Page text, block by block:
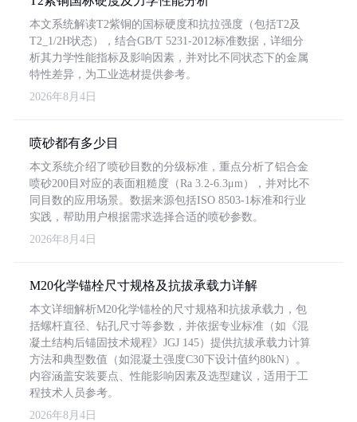
本文系统解读T2紫铜的国标硬度和抗拉强度（包括T2及
T2_1/2H状态），结合GB/T 5231-2012标准数据，详细分
析其力学性能指标及影响因素，并对比不同状态下的金属
特性差异，为工业选材提供参考。
2026年8月4日
喷砂都有多少目
本文系统介绍了喷砂目数的分级标准，重点分析了铝合金
喷砂200目对应的表面粗糙度（Ra 3.2-6.3μm），并对比不
同目数的应用场景。数据来源包括ISO 8503-1标准和行业
实践，帮助用户根据需求选择合适的喷砂参数。
2026年8月4日
M20化学锚栓尺寸规格及抗拔承载力详解
本文详细解析M20化学锚栓的尺寸规格和抗拔承载力，包
括螺杆直径、钻孔尺寸等参数，并依据专业标准（如《混
凝土结构后锚固技术规程》JGJ 145）提供抗拔承载力计算
方法和典型数值（如混凝土强度C30下设计值约80kN）。
内容涵盖安装要点、性能影响因素及选型建议，适用于工
程技术人员参考。
2026年8月4日